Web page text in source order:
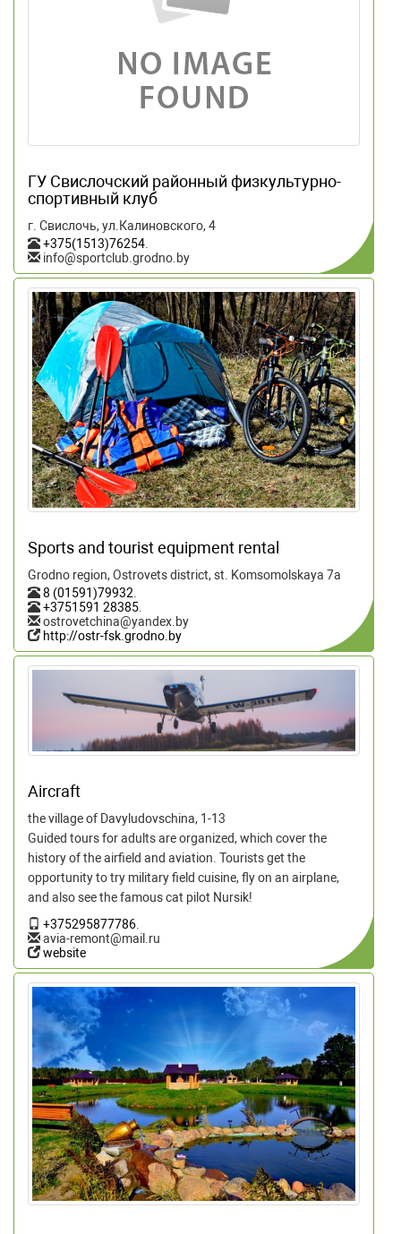
ГУ Свислочский районный физкультурно-
спортивный клуб
г. Свислочь, ул.Калиновского, 4
+375(1513)76254
info@sportclub.grodno.by
Sports and tourist equipment rental
Grodno region, Ostrovets district, st. Komsomolskaya 7a
8 (01591)79932.
+3751591 28385.
ostrovetchina@yandex.by
http://ostr-fsk.grodno.by
Aircraft
the village of Davyludovschina, 1-13
Guided tours for adults are organized, which cover the
history of the airfield and aviation. Tourists get the
opportunity to try military field cuisine, fly on an airplane,
and also see the famous cat pilot Nursik!
+375295877786.
avia-remont@mail.ru
website